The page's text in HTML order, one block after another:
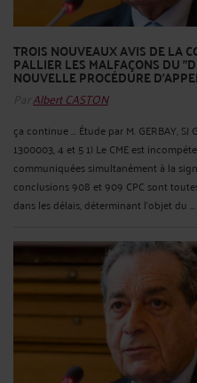
TROIS NOUVEAUX AVIS DE LA
PALLIER LES MALFAÇONS DU
NOUVELLE PROCÉDURE
ParAlbert CASTON
ça continue ... Étude par M. GERBAY, SJ
1300003, 4 et 5 1) Le CME est
communiquées simultanément à la
conclusions 908 et 909 CPC sont
dans les délais, déterminant l'objet du ...